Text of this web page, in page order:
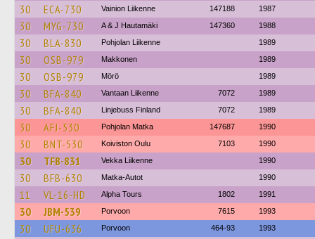
30 ECA-730 Vainion Liikenne 147188 1987
30 MYG-730 A & J Hautamäki 147360 1988
30 BLA-830 Pohjolan Liikenne 1989
30 OSB-979 Makkonen 1989
30 OSB-979 Mörö 1989
30 BFA-840 Vantaan Liikenne 7072 1989
30 BFA-840 Linjebuss Finland 7072 1989
30 AFJ-530 Pohjolan Matka 147687 1990
30 BNT-530 Koiviston Oulu 7103 1990
30 TFB-831 Vekka Liikenne 1990
30 BFB-630 Matka-Autot 1990
11 VL-16-HD Alpha Tours 1802 1991
30 JBM-539 Porvoon 7615 1993
30 UFU-636 Porvoon 464-93 1993